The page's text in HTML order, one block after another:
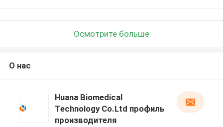
Осмотрите больше
О нас
Huana Biomedical
Technology Co.Ltd профиль
производителя